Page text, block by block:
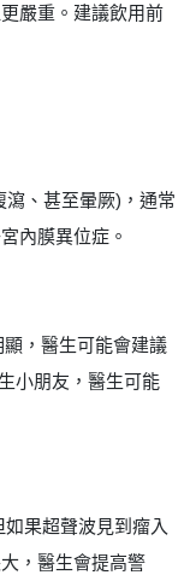
嚴重。建議飲用前
、甚至暈厥)，通常
內膜異位症。
，醫生可能會建議
小朋友，醫生可能
果超聲波見到瘤入
，醫生會提高警